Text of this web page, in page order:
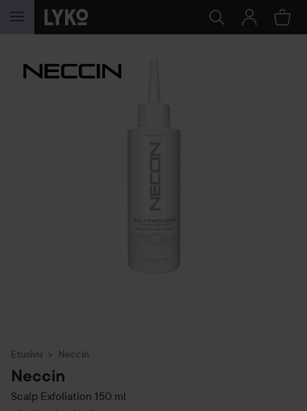
SIIRTYÄ JHK SISÄLTÖÖN
Etusivu Neccin
Neccin
Scalp Exfoliation 150 ml